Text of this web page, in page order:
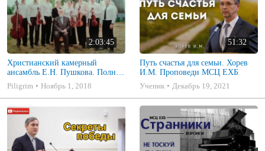
2:03:45
Христианский камерный
ансамбль Е.Н. Пушкова. Полное
собрание
Piligrim Ноябрь 1, 2018
51:32
Путь счастья для семьи. Хорев
И.М. Проповеди МСЦ ЕХБ
Ученик
Декабрь 19, 2021